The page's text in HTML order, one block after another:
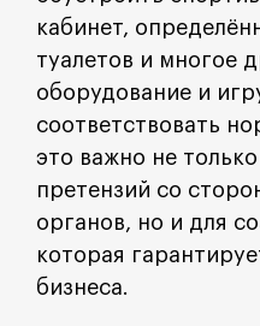
кабинет,
туалетов и многое
оборудование и
соответствовать
это важно не
претензий со
органов, но и для
которая
бизнеса.